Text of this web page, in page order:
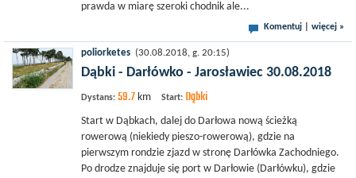
prawda w miarę szeroki chodnik ale...
Komentuj więcej »
poliorketes (30.08.2018, g. 20:15)
Dąbki - Darłówko - Jarosławiec 30.08.2018
Dystans: 59.7 km Start: Dąbki
Start w Dąbkach, dalej do Darłowa nową ścieżką
rowerową (niekiedy pieszo-rowerową), gdzie na
pierwszym rondzie zjazd w stronę Darłówka Zachodniego.
Po drodze znajduje się port w Darłowie (Darłówku), gdzie